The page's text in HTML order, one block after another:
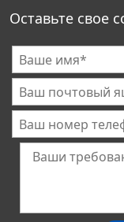
Оставьте свое